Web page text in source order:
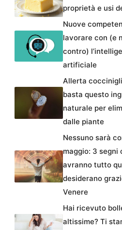
proprietà e usi
Nuove
lavorare con (e
contro)
artificiale
Allerta
basta questo
naturale per
dalle piante
Nessuno sarà
maggio: 3 segni
avranno tutto
desiderano
Venere
Hai ricevuto
altissime? Ti